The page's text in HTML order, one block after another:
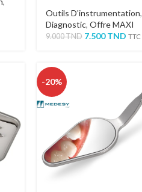
Outils D'instrumentation,
Diagnostic, Offre MAXI
9.000TND 7.500TND TTC
-20%